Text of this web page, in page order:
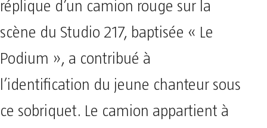
réplique d’un camion rouge sur la
scène du Studio 217, baptisée « Le
Podium », a contribué à
l’identification du jeune chanteur sous
ce sobriquet. Le camion appartient à